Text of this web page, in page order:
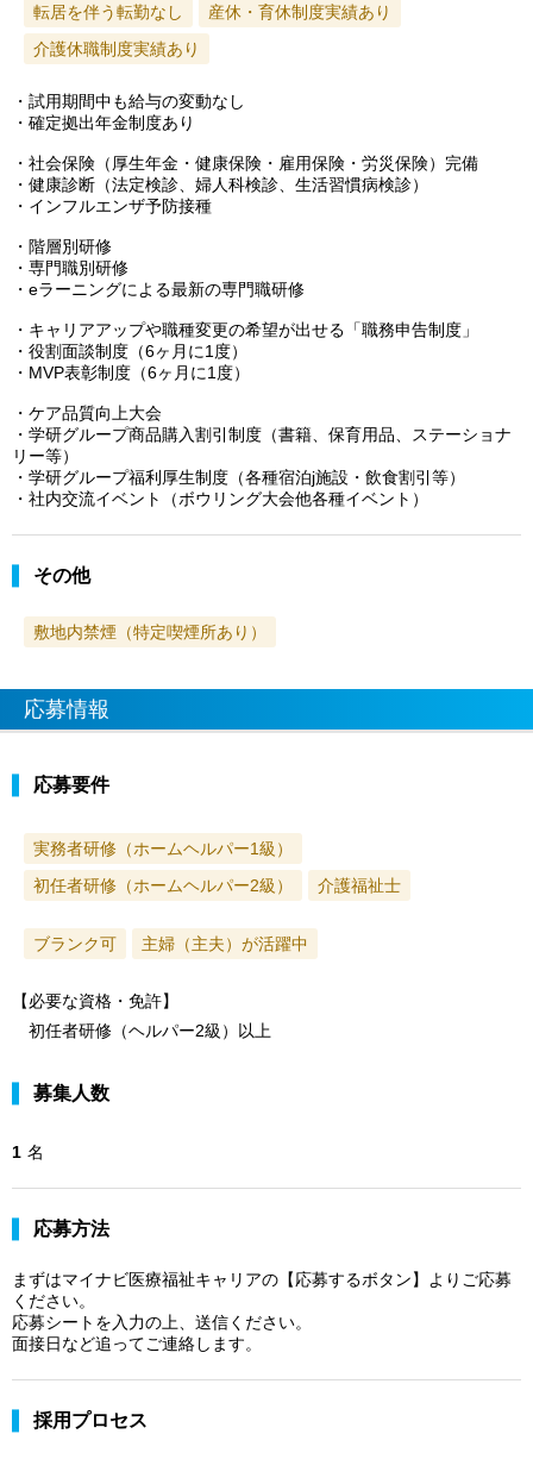
転居を伴う転勤なし
産休・育休制度実績あり
介護休職制度実績あり
・試用期間中も給与の変動なし
・確定拠出年金制度あり
・社会保険（厚生年金・健康保険・雇用保険・労災保険）完備
・健康診断（法定検診、婦人科検診、生活習慣病検診）
・インフルエンザ予防接種
・階層別研修
・専門職別研修
・eラーニングによる最新の専門職研修
・キャリアアップや職種変更の希望が出せる「職務申告制度」
・役割面談制度（6ヶ月に1度）
・MVP表彰制度（6ヶ月に1度）
・ケア品質向上大会
・学研グループ商品購入割引制度（書籍、保育用品、ステーショナ
リー等）
・学研グループ福利厚生制度（各種宿泊j施設・飲食割引等）
・社内交流イベント（ボウリング大会他各種イベント）
その他
敷地内禁煙（特定喫煙所あり）
応募情報
応募要件
実務者研修（ホームヘルパー1級）
初任者研修（ホームヘルパー2級）
介護福祉士
ブランク可 主婦（主夫）が活躍中
【必要な資格・免許】
初任者研修（ヘルパー2級）以上
募集人数
1 名
応募方法
まずはマイナビ医療福祉キャリアの【応募するボタン】よりご応募
ください。
応募シートを入力の上、送信ください。
面接日など追ってご連絡します。
採用プロセス